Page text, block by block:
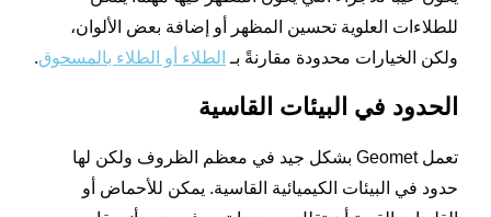
للطلاءات العلوية تحسين المظهر أو إضافة بعض الألوان،
ولكن الخيارات محدودة مقارنةً بـ الطلاء أو الطلاء بالمسحوق.
الحدود في البيئات القاسية
تعمل Geomet بشكل جيد في معظم الظروف ولكن لها
حدود في البيئات الكيميائية القاسية. يمكن للأحماض أو